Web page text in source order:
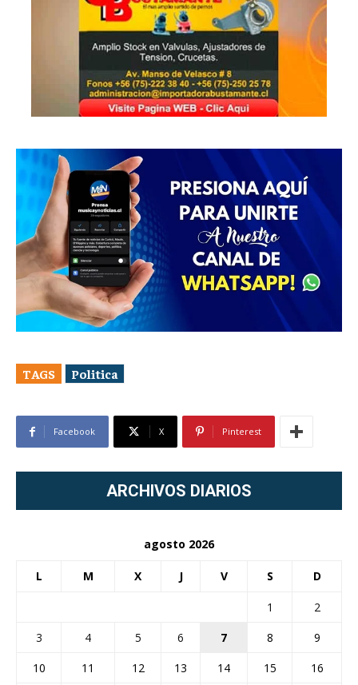
TAGS Politica
Facebook X Pinterest
ARCHIVOS DIARIOS
agosto 2026
L M X J V S D
1
2
3
4 5 6 7 8
9
10
11 12 13 14 15
16